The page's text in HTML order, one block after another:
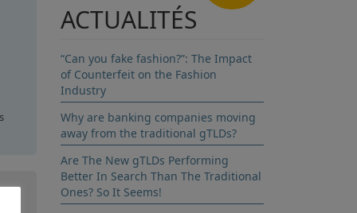
ACTUALITÉS
“Can you fake fashion?”: The Impact
of Counterfeit on the Fashion
Industry
Why are banking companies moving
away from the traditional gTLDs?
Are The New gTLDs Performing
Better In Search Than The Traditional
Ones? So It Seems!